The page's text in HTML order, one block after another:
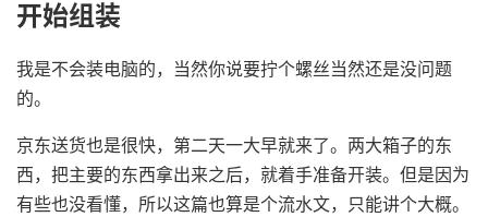
开始组装
我是不会装电脑的，当然你说要拧个螺丝当然还是没问题
的。
京东送货也是很快，第二天一大早就来了。两大箱子的东
西，把主要的东西拿出来之后，就着手准备开装。但是因为
有些也没看懂，所以这篇也算是个流水文，只能讲个大概。